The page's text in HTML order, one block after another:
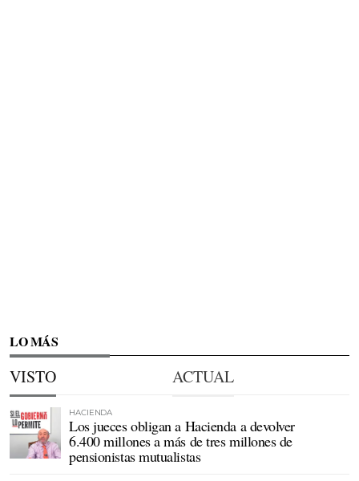
LO MÁS
VISTO ACTUAL
HACIENDA
Los jueces obligan a Hacienda a devolver
6.400 millones a más de tres millones de
pensionistas mutualistas